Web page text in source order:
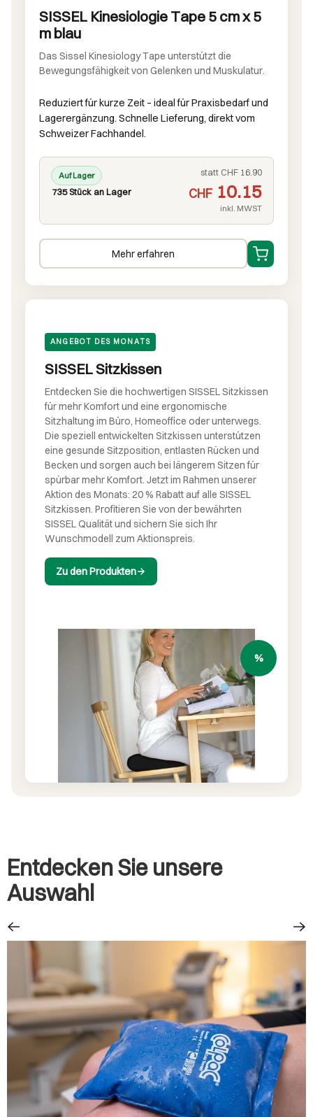
SISSEL Kinesiologie Tape 5 cm x 5
m blau
Das Sissel Kinesiology Tape unterstützt die
Bewegungsfähigkeit von Gelenken und Muskulatur.
Reduziert für kurze Zeit – ideal für Praxisbedarf und
Lagerergänzung. Schnelle Lieferung, direkt vom
Schweizer Fachhandel.
Auf Lager
735 Stück an Lager
statt CHF 16.90
CHF10.15
inkl. MWST
Mehr erfahren
ANGEBOT DES MONATS
SISSEL Sitzkissen
Entdecken Sie die hochwertigen SISSEL Sitzkissen
für mehr Komfort und eine ergonomische
Sitzhaltung im Büro, Homeoffice oder unterwegs.
Die speziell entwickelten Sitzkissen unterstützen
eine gesunde Sitzposition, entlasten Rücken und
Becken und sorgen auch bei längerem Sitzen für
spürbar mehr Komfort. Jetzt im Rahmen unserer
Aktion des Monats: 20 % Rabatt auf alle SISSEL
Sitzkissen. Profitieren Sie von der bewährten
SISSEL Qualität und sichern Sie sich Ihr
Wunschmodell zum Aktionspreis.
Zu den Produkten
%
Entdecken Sie unsere
Auswahl